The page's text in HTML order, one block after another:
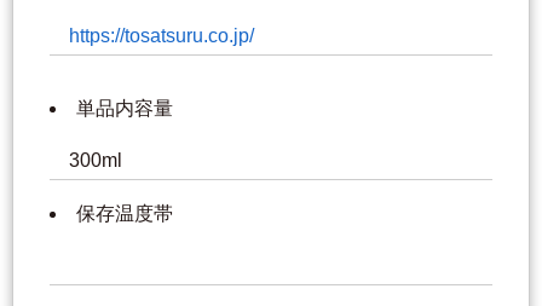
https://tosatsuru.co.jp/
単品内容量
300ml
保存温度帯